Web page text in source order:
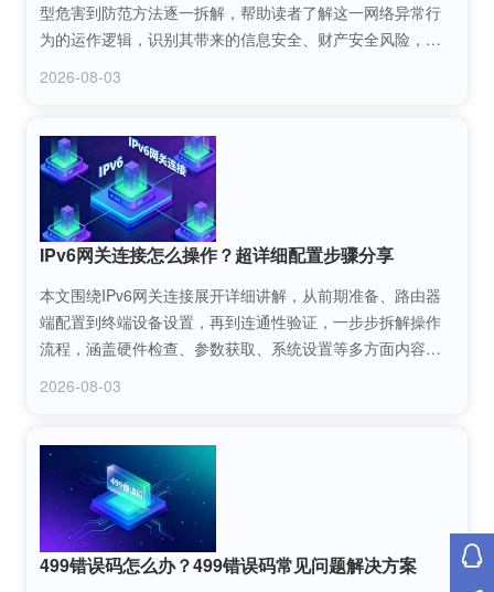
型危害到防范方法逐一拆解，帮助读者了解这一网络异常行
为的运作逻辑，识别其带来的信息安全、财产安全风险，掌
2026-08-03
IPv6网关连接怎么操作？超详细配置步骤分享
本文围绕IPv6网关连接展开详细讲解，从前期准备、路由器
端配置到终端设备设置，再到连通性验证，一步步拆解操作
流程，涵盖硬件检查、参数获取、系统设置等多方面内容，
2026-08-03
499错误码怎么办？499错误码常见问题解决方案